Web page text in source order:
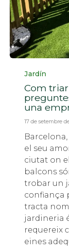
Categoria
Jardín
Com
una
17 de setembre
el seu
ciutat on
balcons
trobar un
confiança
tracta
jardineria
requereix
eines